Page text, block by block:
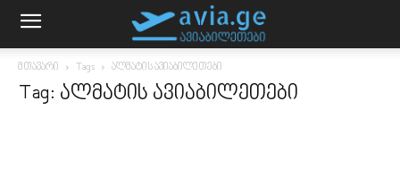
მთავარი Tags ალმატის ავიაბილეთები
Tag: ალმატის ავიაბილეთები